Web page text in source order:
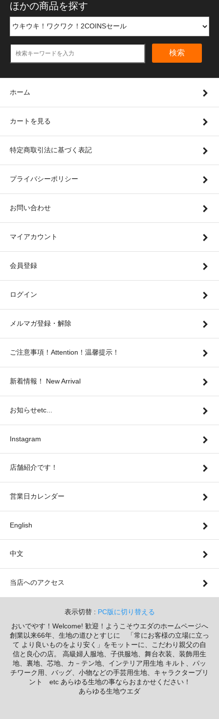
ほかの商品を探す
検索
ホーム
カートを見る
特定商取引法に基づく表記
プライバシーポリシー
お問い合わせ
マイアカウント
会員登録
ログイン
メルマガ登録・解除
ご注意事項！Attention！温馨提示！
新着情報！ New Arrival
お知らせetc...
Instagram
店舗紹介です！
営業日カレンダー
English
中文
当店へのアクセス
表示切替 : PC版に切り替える
おいでやす！Welcome! 歓迎！ようこそウエダのホームページへ
創業以来66年、生地の道ひとすじに 「常にお客様の立場に立っ
て より良いものをより安く」をモットーに、こだわり親父の自
信と良心の店。 高級婦人服地、子供服地、舞台衣装、装飾用生
地、裏地、芯地、カ－テン地、インテリア用生地 キルト、パッ
チワーク用、バッグ、小物などの手芸用生地、キャラクタープリ
ント etc あらゆる生地の事ならおまかせください！
あらゆる生地ウエダ